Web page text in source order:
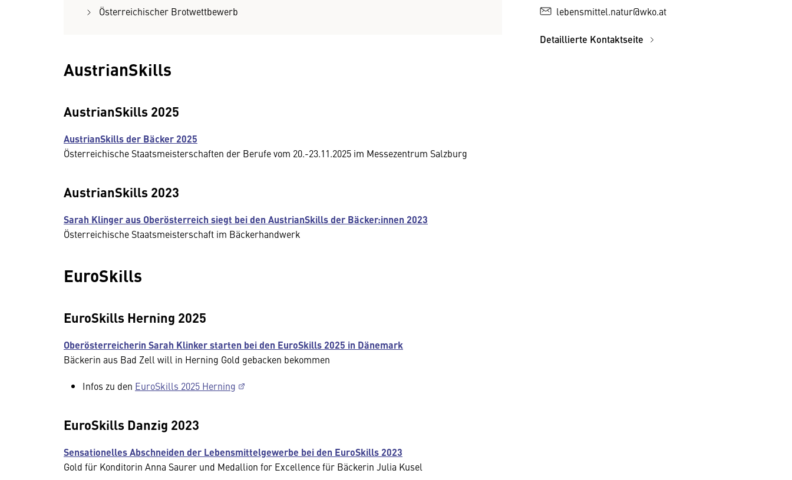
Österreichischer Brotwettbewerb
AustrianSkills
AustrianSkills 2025
AustrianSkills der Bäcker 2025
Österreichische Staatsmeisterschaften der Berufe vom 20.-23.11.2025 im Messezentrum Salzburg
AustrianSkills 2023
Sarah Klinger aus Oberösterreich siegt bei den AustrianSkills der Bäcker:innen 2023
Österreichische Staatsmeisterschaft im Bäckerhandwerk
EuroSkills
EuroSkills Herning 2025
Oberösterreicherin Sarah Klinker starten bei den EuroSkills 2025 in Dänemark
Bäckerin aus Bad Zell will in Herning Gold gebacken bekommen
Infos zu den EuroSkills 2025 Herning
EuroSkills Danzig 2023
Sensationelles Abschneiden der Lebensmittelgewerbe bei den EuroSkills 2023
Gold für Konditorin Anna Saurer und Medallion for Excellence für Bäckerin Julia Kusel
lebensmittel.natur@wko.at
Detaillierte Kontaktseite